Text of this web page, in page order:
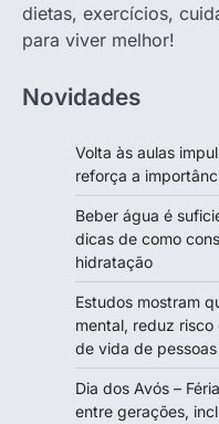
dietas, exercícios,
para viver melhor!
Novidades
Volta às aulas
reforça a
Beber água é
dicas de como
hidratação
Estudos mostram
mental, reduz
de vida de
Dia dos Avós –
entre gerações,